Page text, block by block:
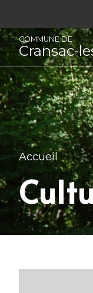
COMMUNE DE
Cransac-
Accueil